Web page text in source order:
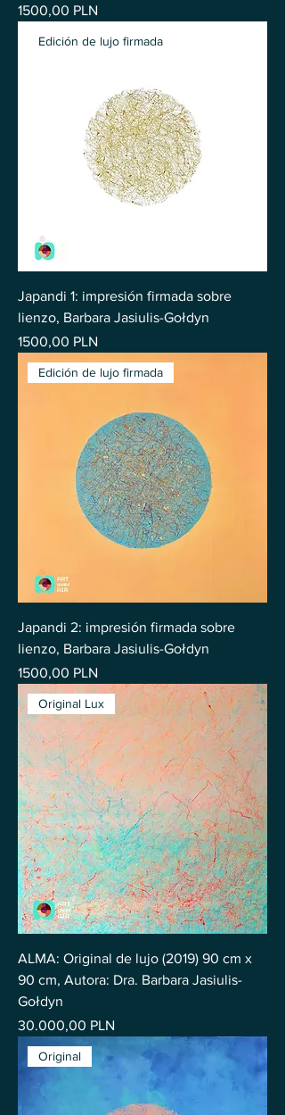
Precio
1500,00 PLN
Edición de lujo firmada
Japandi 1: impresión firmada sobre
lienzo, Barbara Jasiulis-Gołdyn
Precio
1500,00 PLN
Edición de lujo firmada
Japandi 2: impresión firmada sobre
lienzo, Barbara Jasiulis-Gołdyn
Precio
1500,00 PLN
Original Lux
ALMA: Original de lujo (2019) 90 cm x
90 cm, Autora: Dra. Barbara Jasiulis-
Gołdyn
Precio
30.000,00 PLN
Original